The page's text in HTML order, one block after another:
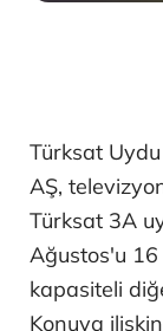
Türksat
AŞ,
Türksat 3A
Ağustos'u
kapasiteli
Konuya